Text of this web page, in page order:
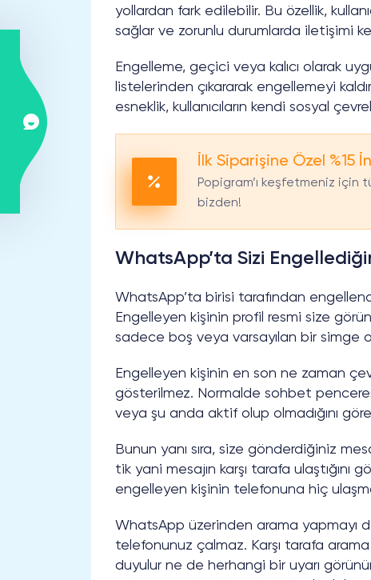
yollardan fark edilebilir. Bu özellik,
sağlar ve zorunlu durumlarda iletişimi
Engelleme, geçici veya kalıcı olarak
listelerinden çıkararak engellemeyi
esneklik, kullanıcıların kendi sosyal
İlk Siparişine Özel %15
Popigram’ı keşfetmeniz için
bizden!
WhatsApp’ta Sizi
WhatsApp’ta birisi tarafından
Engelleyen kişinin profil resmi size
sadece boş veya varsayılan bir simge
Engelleyen kişinin en son ne zaman
gösterilmez. Normalde sohbet
veya şu anda aktif olup olmadığını
Bunun yanı sıra, size gönderdiğiniz
tik yani mesajın karşı tarafa ulaştığını
engelleyen kişinin telefonuna hiç
WhatsApp üzerinden arama yapmayı
telefonunuz çalmaz. Karşı tarafa
duyulur ne de herhangi bir uyarı